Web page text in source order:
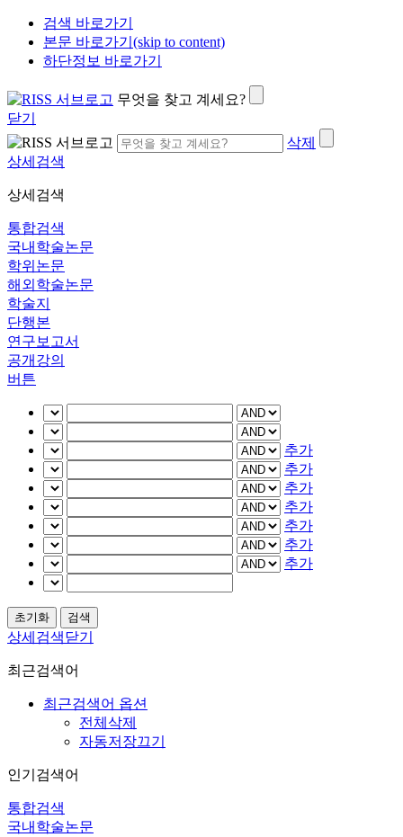
검색 바로가기
본문 바로가기(skip to content)
하단정보 바로가기
무엇을 찾고 계세요?
닫기
삭제
상세검색
상세검색
통합검색
국내학술논문
학위논문
해외학술논문
학술지
단행본
연구보고서
공개강의
버튼
추가
추가
추가
추가
추가
추가
추가
상세검색닫기
최근검색어
최근검색어 옵션
전체삭제
자동저장끄기
인기검색어
통합검색
국내학술논문